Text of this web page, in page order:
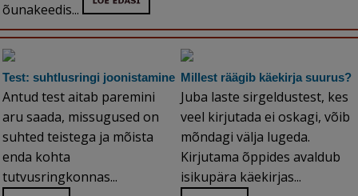
õunakeedis...
Test: suhtlusringi joonistamine
Antud test aitab paremini
aru saada, missugused on
suhted teistega ja mõista
enda kohta
tutvusringkonnas...
Millest räägib käekirja suurus?
Juba laste sirgeldustest, kes
veel kirjutada ei oskagi, võib
mõndagi välja lugeda.
Kirjutama õppides avaldub
isikupära käekirjas...